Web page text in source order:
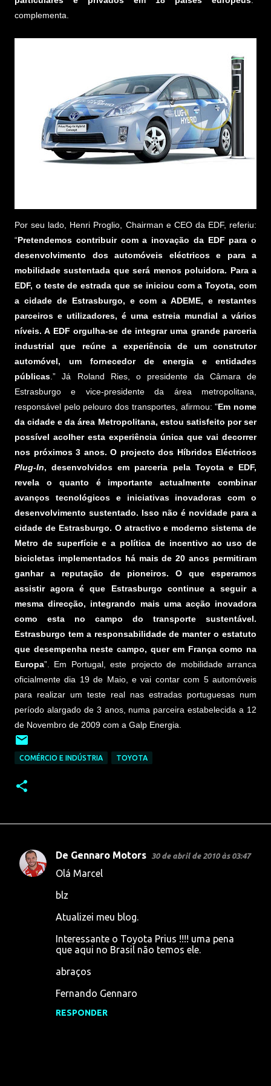
complementa.
Por seu lado, Henri Proglio, Chairman e CEO da EDF, referiu:
“Pretendemos contribuir com a inovação da EDF para o
desenvolvimento dos automóveis eléctricos e para a
mobilidade sustentada que será menos poluidora. Para a
EDF, o teste de estrada que se iniciou com a Toyota, com
a cidade de Estrasburgo, e com a ADEME, e restantes
parceiros e utilizadores, é uma estreia mundial a vários
níveis. A EDF orgulha-se de integrar uma grande parceria
industrial que reúne a experiência de um construtor
automóvel, um fornecedor de energia e entidades
públicas .” Já Roland Ries, o presidente da Câmara de
Estrasburgo e vice-presidente da área metropolitana,
responsável pelo pelouro dos transportes, afirmou: "Em nome
da cidade e da área Metropolitana, estou satisfeito por ser
possível acolher esta experiência única que vai decorrer
nos próximos 3 anos. O projecto dos Híbridos Eléctricos
Plug-In, desenvolvidos em parceria pela Toyota e EDF,
revela o quanto é importante actualmente combinar
avanços tecnológicos e iniciativas inovadoras com o
desenvolvimento sustentado. Isso não é novidade para a
cidade de Estrasburgo. O atractivo e moderno sistema de
Metro de superfície e a política de incentivo ao uso de
bicicletas implementados há mais de 20 anos permitiram
ganhar a reputação de pioneiros. O que esperamos
assistir agora é que Estrasburgo continue a seguir a
mesma direcção, integrando mais uma acção inovadora
como esta no campo do transporte sustentável.
Estrasburgo tem a responsabilidade de manter o estatuto
que desempenha neste campo, quer em França como na
Europa”. Em Portugal, este projecto de mobilidade arranca
oficialmente dia 19 de Maio, e vai contar com 5 automóveis
para realizar um teste real nas estradas portuguesas num
período alargado de 3 anos, numa parceira estabelecida a 12
de Novembro de 2009 com a Galp Energia.
COMÉRCIO E INDÚSTRIA TOYOTA
C
De Gennaro Motors 30 de abril de 2010 às 03:47
Olá Marcel
blz
Atualizei meu blog.
Interessante o Toyota Prius !!!! uma pena
que aqui no Brasil não temos ele.
abraços
Fernando Gennaro
RESPONDER